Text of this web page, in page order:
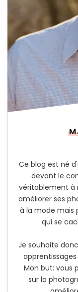
Ce blog est né
devant le
véritablement à
améliorer ses
à la mode mais
qui se
Je souhaite
Mon but: vous
sur la